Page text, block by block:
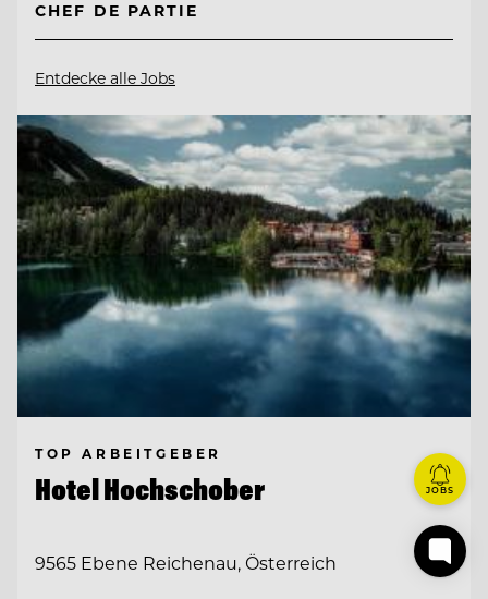
CHEF DE PARTIE
Entdecke alle Jobs
TOP ARBEITGEBER
Hotel Hochschober
9565 Ebene Reichenau, Österreich
JOBS